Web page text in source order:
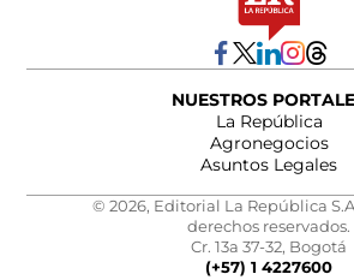
NUESTROS
La República
Agronegocios
Asuntos Legales
© 2026, Editorial La República
derechos reservados.
Cr. 13a 37-32, Bogotá
(+57) 1 4227600